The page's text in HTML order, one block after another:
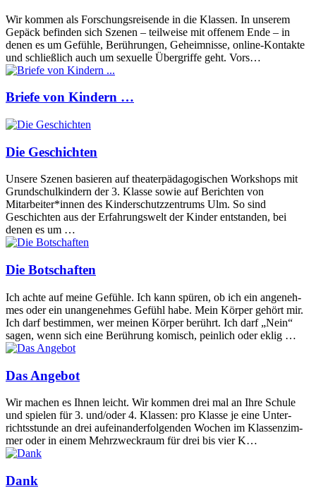
Wir kom­men als For­schungs­rei­sen­de in die Klas­sen. In unse­rem
Gepäck befin­den sich Sze­nen – teil­wei­se mit offe­nem Ende – in
denen es um Gefüh­le, Berüh­run­gen, Geheim­nis­se, online-Kon­tak­te
und schließ­lich auch um sexu­el­le Über­grif­fe geht. Vors…
Briefe von Kindern …
Die Geschichten
Unse­re Sze­nen basie­ren auf thea­ter­päd­ago­gi­schen Work­shops mit
Grund­schul­kin­dern der 3. Klas­se sowie auf Berich­ten von
Mitarbeiter*innen des Kin­der­schutz­zen­trums Ulm. So sind
Geschich­ten aus der Erfah­rungs­welt der Kin­der ent­stan­den, bei
denen es um …
Die Botschaften
Ich ach­te auf mei­ne Gefüh­le. Ich kann spü­ren, ob ich ein ange­neh­
mes oder ein unan­ge­neh­mes Gefühl habe. Mein Kör­per gehört mir.
Ich darf bestim­men, wer mei­nen Kör­per berührt. Ich darf „Nein“
sagen, wenn sich eine Berüh­rung komisch, pein­lich oder eklig …
Das Angebot
Wir machen es Ihnen leicht. Wir kom­men drei mal an Ihre Schu­le
und spie­len für 3. und/oder 4. Klas­sen: pro Klas­se je eine Unter­
richts­stun­de an drei auf­ein­an­der­fol­gen­den Wochen im Klas­sen­zim­
mer oder in einem Mehr­zweck­raum für drei bis vier K…
Dank